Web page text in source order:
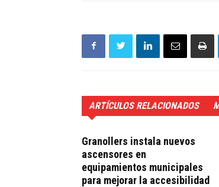
ARTÍCULOS RELACIONADOS
Granollers instala nuevos
ascensores en
equipamientos municipales
para mejorar la accesibilidad